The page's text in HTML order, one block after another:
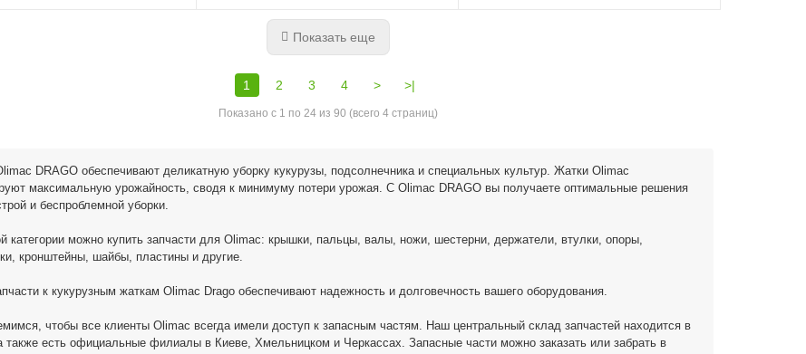
Показать еще
1 2 3 4 > >|
Показано с 1 по 24 из 90 (всего 4 страниц)
DRAGO обеспечивают деликатную уборку кукурузы, подсолнечника и специальных культур. Жатки Olimac
максимальную урожайность, сводя к минимуму потери урожая. С Olimac DRAGO вы получаете оптимальные решения
и беспроблемной уборки.
категории можно купить запчасти для Olimac: крышки, пальцы, валы, ножи, шестерни, держатели, втулки, опоры,
кронштейны, шайбы, пластины и другие.
к кукурузным жаткам Olimac Drago обеспечивают надежность и долговечность вашего оборудования.
чтобы все клиенты Olimac всегда имели доступ к запасным частям. Наш центральный склад запчастей находится в
также есть официальные филиалы в Киеве, Хмельницком и Черкассах. Запасные части можно заказать или забрать в